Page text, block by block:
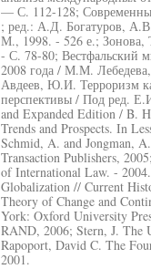
— С. 112-128;
; ред.: А.Д. Богатуров,
М., 1998. - 526 е.;
- С. 78-80; Вестфальский
2008 года / М.М.
Авдеев, Ю.И. Терроризм
перспективы / Под ред.
and Expanded Edition / B.
Trends and Prospects. In
Schmid, A. and Jongman,
Transaction Publishers,
of International Law. -
Globalization // Current
Theory of Change and
York: Oxford University
RAND, 2006; Stern, J. The
Rapoport, David C. The
2001.